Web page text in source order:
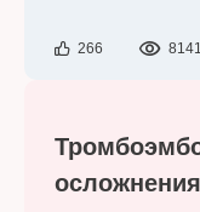
266 8141
осложнения